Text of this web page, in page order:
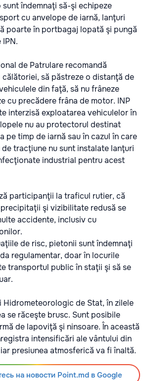
îndemnaţi să-şi echipeze
cu anvelope de iarnă, lanţuri
poarte în portbagaj lopată şi pungă
de Patrulare recomandă
să păstreze o distanţă de
din faţă, să nu frâneze
cu precădere frâna de motor. INP
interzisă exploatarea vehiculelor în
nu au protectorul destinat
pe timp de iarnă sau în cazul în care
tracţiune nu sunt instalate lanţuri
industrial pentru acest
participanţii la traficul rutier, că
şi vizibilitate redusă se
accidente, inclusiv cu
de risc, pietonii sunt îndemnaţi
regulamentar, doar în locurile
transportul public în staţii şi să se
Hidrometeorologic de Stat, în zilele
se răceşte brusc. Sunt posibile
de lapoviţă şi ninsoare. În această
intensificări ale vântului din
presiunea atmosferică va fi înaltă.
на новости Point.md в Google